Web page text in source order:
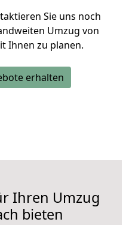
Sie uns noch
Umzug von
Ihnen zu planen.
erhalten
Ihren Umzug
bieten